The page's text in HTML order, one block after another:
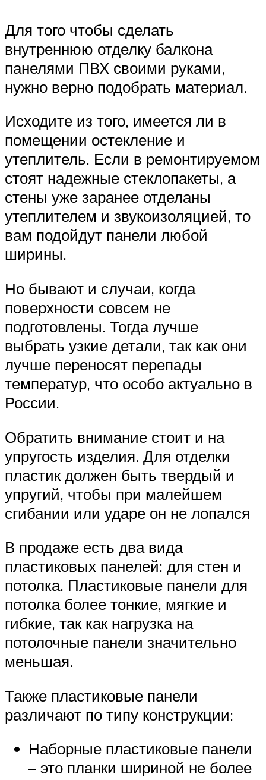
Для того чтобы сделать
внутреннюю отделку балкона
панелями ПВХ своими руками,
нужно верно подобрать материал.
Исходите из того, имеется ли в
помещении остекление и
утеплитель. Если в ремонтируемом
стоят надежные стеклопакеты, а
стены уже заранее отделаны
утеплителем и звукоизоляцией, то
вам подойдут панели любой
ширины.
Но бывают и случаи, когда
поверхности совсем не
подготовлены. Тогда лучше
выбрать узкие детали, так как они
лучше переносят перепады
температур, что особо актуально в
России.
Обратить внимание стоит и на
упругость изделия. Для отделки
пластик должен быть твердый и
упругий, чтобы при малейшем
сгибании или ударе он не лопался
В продаже есть два вида
пластиковых панелей: для стен и
потолка. Пластиковые панели для
потолка более тонкие, мягкие и
гибкие, так как нагрузка на
потолочные панели значительно
меньшая.
Также пластиковые панели
различают по типу конструкции:
Наборные пластиковые панели
– это планки шириной не более